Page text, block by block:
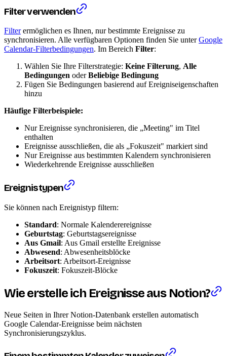
Filter verwenden
Filterermöglichen es Ihnen, nur bestimmte Ereignisse zu
synchronisieren. Alle verfügbaren Optionen finden Sie unterGoogle
Calendar-Filterbedingungen. Im Bereich Filter:
Wählen Sie Ihre Filterstrategie: Keine Filterung, Alle
Bedingungen oderBeliebige Bedingung
Fügen Sie Bedingungen basierend auf Ereigniseigenschaften
hinzu
Häufige Filterbeispiele:
Nur Ereignisse synchronisieren, die „Meeting" im Titel
enthalten
Ereignisse ausschließen, die als „Fokuszeit" markiert sind
Nur Ereignisse aus bestimmten Kalendern synchronisieren
Wiederkehrende Ereignisse ausschließen
Ereignistypen
Sie können nach Ereignistyp filtern:
Standard: Normale Kalenderereignisse
Geburtstag: Geburtstagsereignisse
Aus Gmail: Aus Gmail erstellte Ereignisse
Abwesend: Abwesenheitsblöcke
Arbeitsort: Arbeitsort-Ereignisse
Fokuszeit: Fokuszeit-Blöcke
Wie erstelle ich Ereignisse aus Notion?
Neue Seiten in Ihrer Notion-Datenbank erstellen automatisch
Google Calendar-Ereignisse beim nächsten
Synchronisierungszyklus.